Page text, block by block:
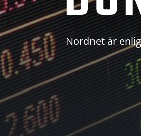
Nordnet är